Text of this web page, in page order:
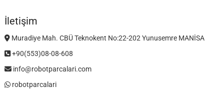
İletişim
Muradiye Mah. CBÜ Teknokent No:22-202 Yunusemre MANİSA
+90(553)08-08-608
info@robotparcalari.com
robotparcalari